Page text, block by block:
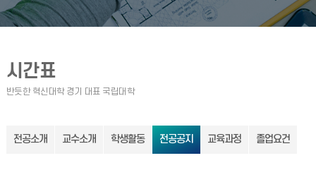
시간표
전공소개 교수소개 학생활동 전공공지 교육과정 졸업요건